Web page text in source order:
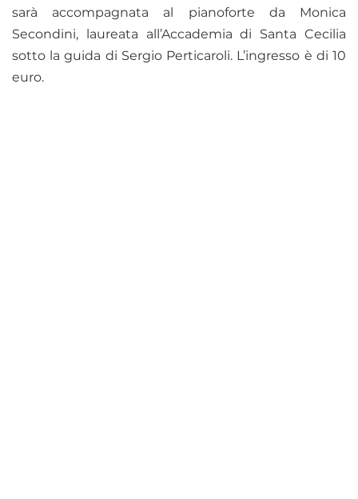
sarà accompagnata al pianoforte da Monica
Secondini, laureata all’Accademia di Santa Cecilia
sotto la guida di Sergio Perticaroli. L’ingresso è di 10
euro.